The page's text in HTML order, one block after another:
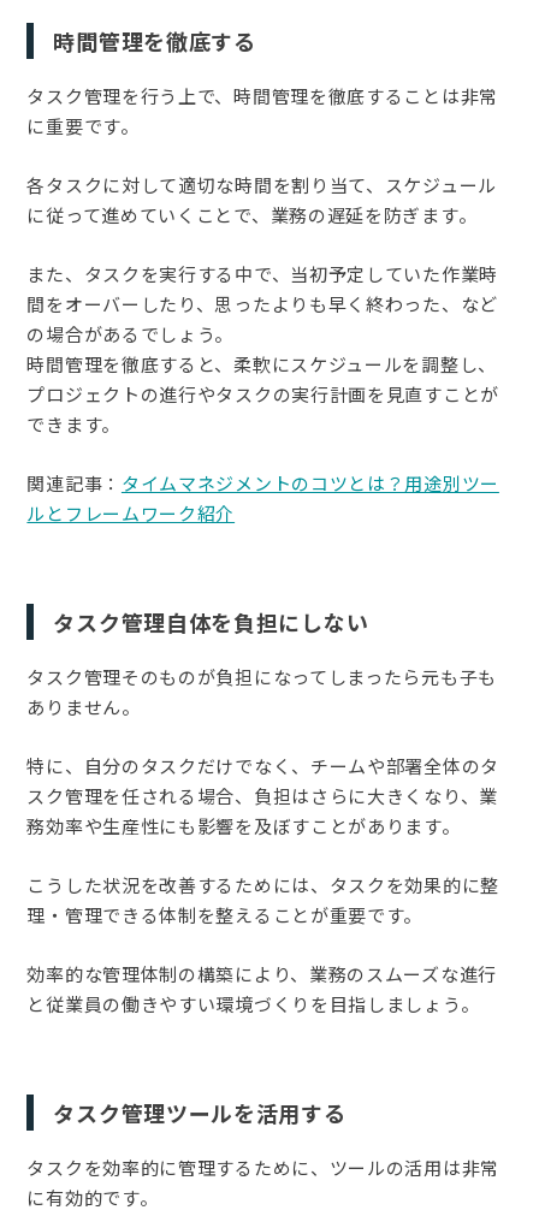
時間管理を徹底する
タスク管理を行う上で、時間管理を徹底することは非常
に重要です。
各タスクに対して適切な時間を割り当て、スケジュール
に従って進めていくことで、業務の遅延を防ぎます。
また、タスクを実行する中で、当初予定していた作業時
間をオーバーしたり、思ったよりも早く終わった、など
の場合があるでしょう。
時間管理を徹底すると、柔軟にスケジュールを調整し、
プロジェクトの進行やタスクの実行計画を見直すことが
できます。
関連記事： タイムマネジメントのコツとは？用途別ツー
ルとフレームワーク紹介
タスク管理自体を負担にしない
タスク管理そのものが負担になってしまったら元も子も
ありません。
特に、自分のタスクだけでなく、チームや部署全体のタ
スク管理を任される場合、負担はさらに大きくなり、業
務効率や生産性にも影響を及ぼすことがあります。
こうした状況を改善するためには、タスクを効果的に整
理・管理できる体制を整えることが重要です。
効率的な管理体制の構築により、業務のスムーズな進行
と従業員の働きやすい環境づくりを目指しましょう。
タスク管理ツールを活用する
タスクを効率的に管理するために、ツールの活用は非常
に有効的です。